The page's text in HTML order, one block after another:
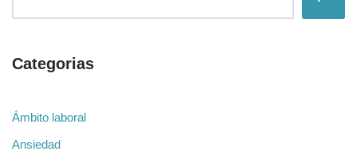
Categorias
Ámbito laboral
Ansiedad